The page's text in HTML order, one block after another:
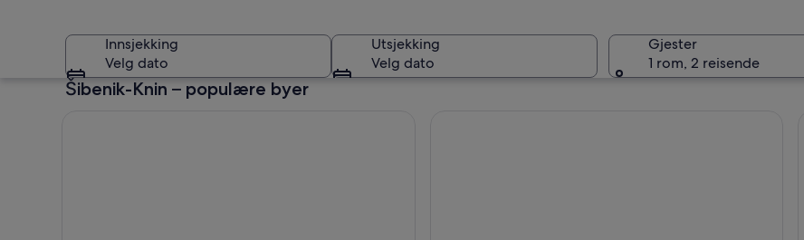
Innsjekking
Velg dato
Utsjekking
Velg dato
Gjester
1 rom, 2 reisende
Šibenik-Knin – populære byer